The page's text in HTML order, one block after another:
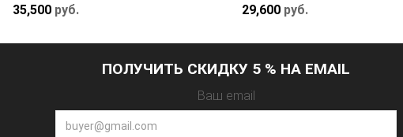
35,500 руб.
29,600 руб.
ПОЛУЧИТЬ СКИДКУ 5 % НА EMAIL
Ваш email